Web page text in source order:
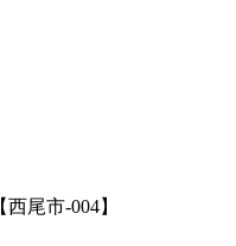
尾市-004】